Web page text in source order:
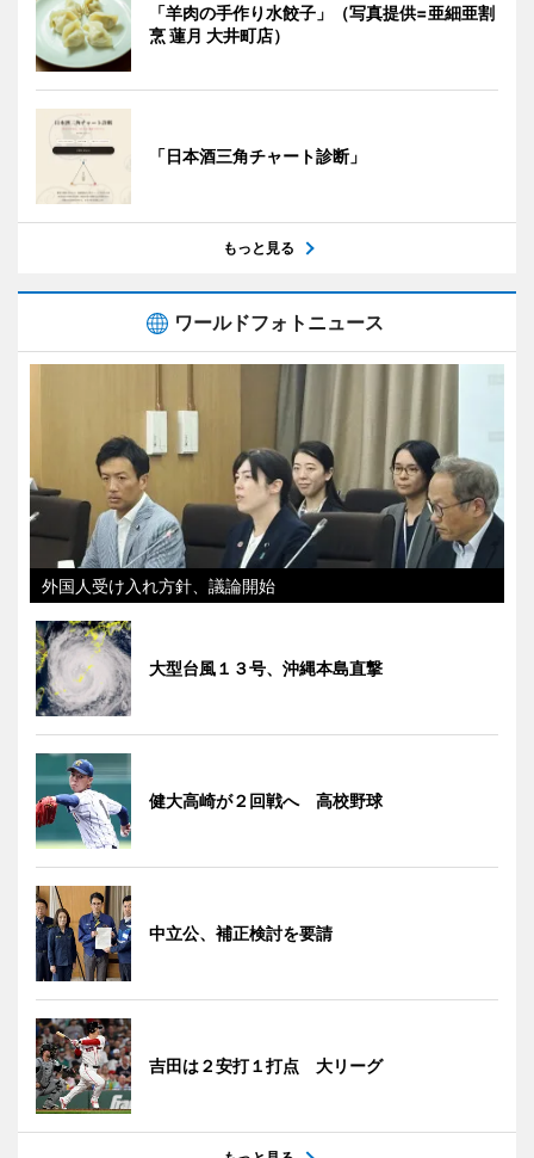
「羊肉の手作り水餃子」（写真提供=亜細亜割
烹 蓮月 大井町店）
「日本酒三角チャート診断」
もっと見る
ワールドフォトニュース
外国人受け入れ方針、議論開始
大型台風１３号、沖縄本島直撃
健大高崎が２回戦へ 高校野球
中立公、補正検討を要請
吉田は２安打１打点 大リーグ